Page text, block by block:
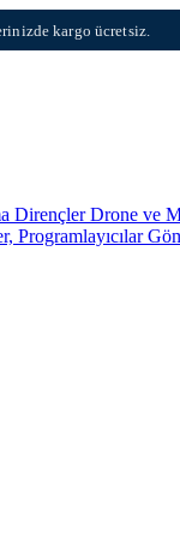
kargo ücretsiz.
DirençlerDrone ve
Programlayıcılar